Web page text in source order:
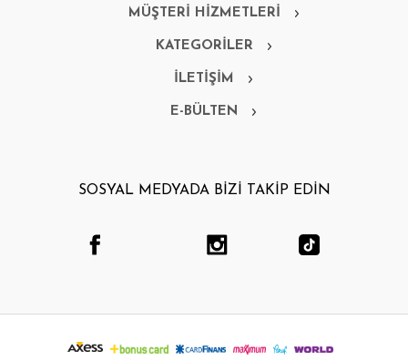
MÜŞTERİ HİZMETLERİ
KATEGORİLER
İLETİŞİM
E-BÜLTEN
SOSYAL MEDYADA BİZİ TAKİP EDİN